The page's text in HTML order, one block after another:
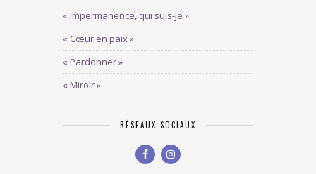
« Impermanence, qui suis-je »
« Cœur en paix »
« Pardonner »
« Miroir »
RÉSEAUX SOCIAUX